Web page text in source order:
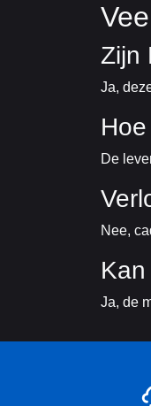
Zijn
Ja,
De
Nee,
Ja, de